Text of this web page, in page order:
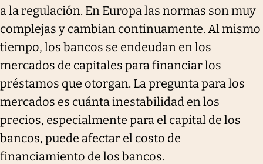
a la regulación. En Europa las normas son muy
complejas y cambian continuamente. Al mismo
tiempo, los bancos se endeudan en los
mercados de capitales para financiar los
préstamos que otorgan. La pregunta para los
mercados es cuánta inestabilidad en los
precios, especialmente para el capital de los
bancos, puede afectar el costo de
financiamiento de los bancos.